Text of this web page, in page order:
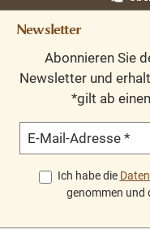
Newsletter
Abonnieren Sie
Newsletter und
*gilt ab
E-Mail-Adresse *
Ich habe die
genommen und